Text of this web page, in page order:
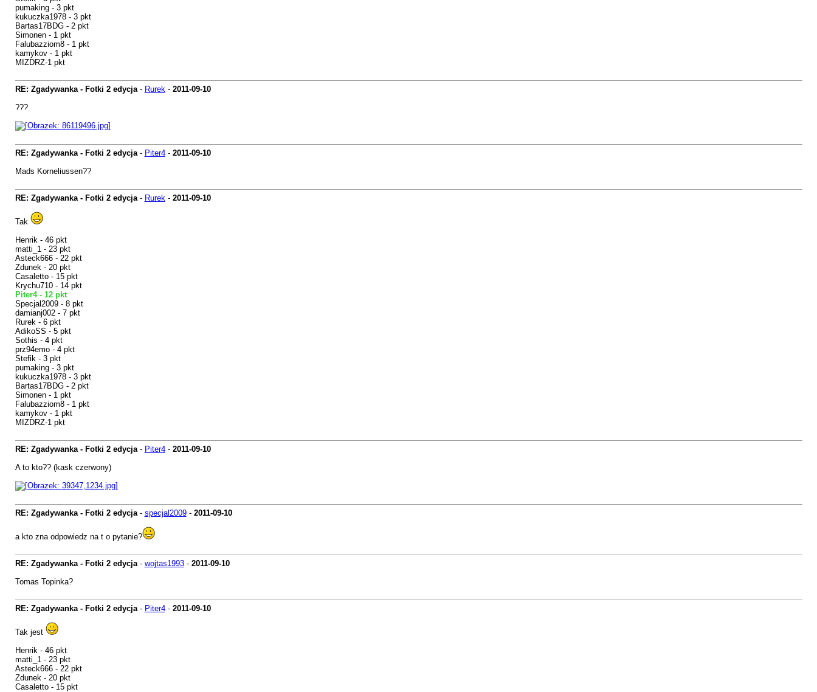
pumaking - 3 pkt
kukuczka1978 - 3 pkt
Bartas17BDG - 2 pkt
Simonen - 1 pkt
Falubazziom8 - 1 pkt
kamykov - 1 pkt
MIZDRZ-1 pkt
RE: Zgadywanka - Fotki 2 edycja- Rurek- 2011-09-10
???
RE: Zgadywanka - Fotki 2 edycja- Piter4- 2011-09-10
Mads Korneliussen??
RE: Zgadywanka - Fotki 2 edycja- Rurek- 2011-09-10
Tak
Henrik - 46 pkt
matti_1 - 23 pkt
Asteck666 - 22 pkt
Zdunek - 20 pkt
Casaletto - 15 pkt
Krychu710 - 14 pkt
Piter4 - 12 pkt
Specjal2009 - 8 pkt
damianj002 - 7 pkt
Rurek - 6 pkt
AdikoSS - 5 pkt
Sothis - 4 pkt
prz94emo - 4 pkt
Stefik - 3 pkt
pumaking - 3 pkt
kukuczka1978 - 3 pkt
Bartas17BDG - 2 pkt
Simonen - 1 pkt
Falubazziom8 - 1 pkt
kamykov - 1 pkt
MIZDRZ-1 pkt
RE: Zgadywanka - Fotki 2 edycja- Piter4- 2011-09-10
A to kto?? (kask czerwony)
RE: Zgadywanka - Fotki 2 edycja- specjal2009- 2011-09-10
a kto zna odpowiedz na t o pytanie?
RE: Zgadywanka - Fotki 2 edycja- wojtas1993- 2011-09-10
Tomas Topinka?
RE: Zgadywanka - Fotki 2 edycja- Piter4- 2011-09-10
Tak jest
Henrik - 46 pkt
matti_1 - 23 pkt
Asteck666 - 22 pkt
Zdunek - 20 pkt
Casaletto - 15 pkt